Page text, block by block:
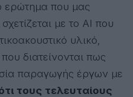
ερώτημα που μας
με το AI που
υλικό,
διατείνονται πως
παραγωγής έργων με
τους τελευταίους